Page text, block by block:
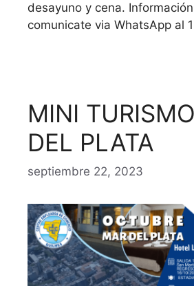
desayuno y cena.
comunicate via WhatsApp al
MINI
DEL PLATA
septiembre 22, 2023